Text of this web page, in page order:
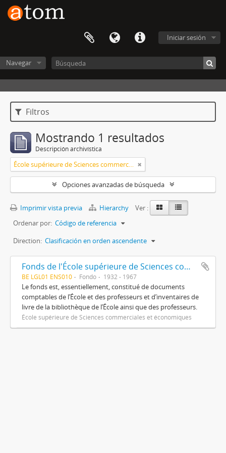
Iniciar sesión
Navegar
Filtros
Mostrando 1 resultados
Descripción archivística
École supérieure de Sciences commerciales et économiques
Opciones avanzadas de búsqueda
Imprimir vista previa Hierarchy
Ver :
Ordenar por: Código de referencia
Direction: Clasificación en orden ascendente
Fonds de l'École supérieure de Sciences commerciales et économiques
BE LGL01 ENS010 Fondo 1932 - 1967
Le fonds est, essentiellement, constitué de documents
comptables de l’École et des professeurs et d’inventaires de
livre de la bibliothèque de l’École ainsi que des professeurs.
École supérieure de Sciences commerciales et économiques